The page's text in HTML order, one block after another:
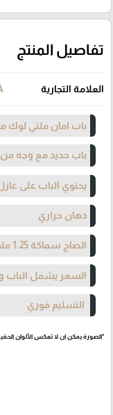
تفاصيل المنتج
العلامة التجارية
باب امان ملتي لوك
باب حديد مع وجه
يحتوي الباب على
دهان حراري
الصاج سماكة 1.25 ملم
السعر يشمل الباب
التسليم فوري
*الصورة يمكن ان لا تعكس الألوان